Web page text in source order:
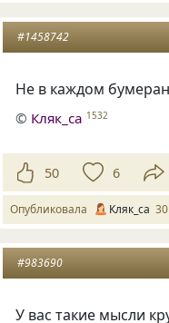
#1458742
Не в каждом
© Кляк_са 1532
50 6
Опубликовала Кляк_са
#983690
У вас такие мысли